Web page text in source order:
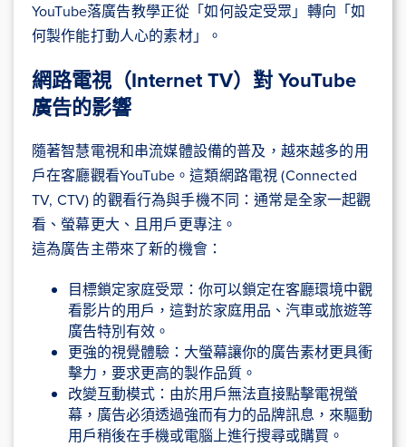
YouTube落廣告教學正從「如何設定受眾」轉向「如
何製作能打動人心的素材」。
網路電視（Internet TV）對 YouTube
廣告的影響
隨著智慧電視和串流媒體設備的普及，越來越多的用
戶在客廳觀看YouTube。這類網路電視 (Connected
TV, CTV) 的觀看行為與手機不同：通常是全家一起觀
看、螢幕更大、且用戶更專注。
這為廣告主帶來了新的機會：
目標鎖定家庭受眾：你可以鎖定在客廳環境中觀
看影片的用戶，這對於家庭用品、汽車或旅遊等
廣告特別有效。
更強的視覺體驗：大螢幕讓你的廣告素材更具衝
擊力，要求更高的製作品質。
改變互動模式：由於用戶無法直接點擊電視螢
幕，廣告必須透過強而有力的品牌訊息，來驅動
用戶稍後在手機或電腦上進行搜尋或購買。